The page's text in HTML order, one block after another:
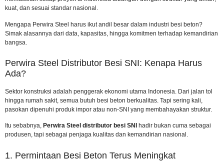
kuat, dan sesuai standar nasional.
Mengapa Perwira Steel harus ikut andil besar dalam industri besi beton?
Simak alasannya dari data, kapasitas, hingga komitmen terhadap kemandirian
bangsa.
Perwira Steel Distributor Besi SNI: Kenapa Harus
Ada?
Sektor konstruksi adalah penggerak ekonomi utama Indonesia. Dari jalan tol
hingga rumah sakit, semua butuh besi beton berkualitas. Tapi sering kali,
pasokan dipenuhi produk impor atau non-SNI yang membahayakan struktur.
Itu sebabnya, Perwira Steel distributor besi SNI
hadir bukan cuma sebagai
produsen, tapi sebagai penjaga kualitas dan kemandirian nasional.
1. Permintaan Besi Beton Terus Meningkat